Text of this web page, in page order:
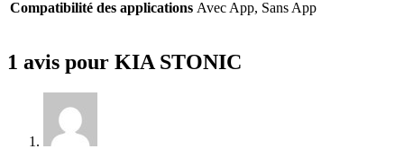
Compatibilité des applications Avec App, Sans App
1 avis pour KIA STONIC